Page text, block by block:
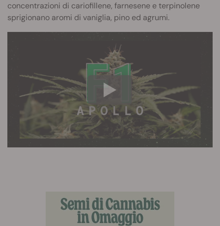
concentrazioni di cariofillene, farnesene e terpinolene
sprigionano aromi di vaniglia, pino ed agrumi.